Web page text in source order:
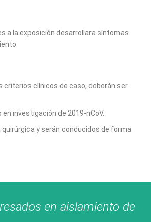
a la exposición desarrollara síntomas
criterios clínicos de caso, deberán ser
investigación de 2019-nCoV.
y serán conducidos de forma
en aislamiento de